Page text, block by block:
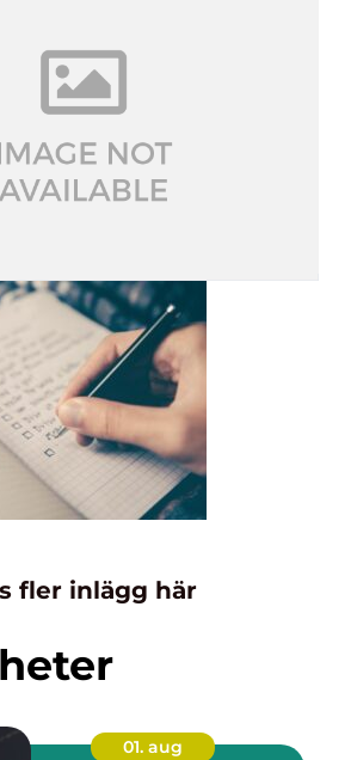
fler inlägg här
01. aug